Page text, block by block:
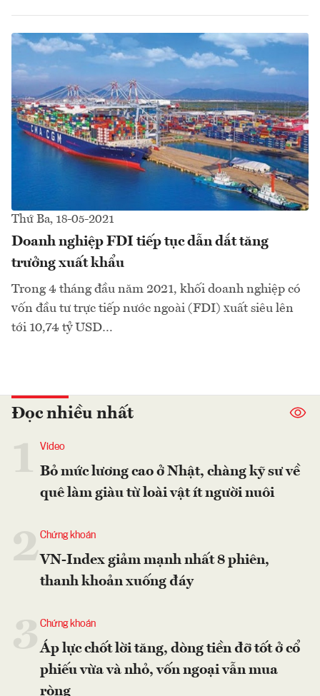
Thứ Ba, 18-05-2021
Doanh nghiệp FDI tiếp tục dẫn dắt tăng
trưởng xuất khẩu
Trong 4 tháng đầu năm 2021, khối doanh nghiệp có
vốn đầu tư trực tiếp nước ngoài (FDI) xuất siêu lên
tới 10,74 tỷ USD…
Đọc nhiều nhất
Video
Bỏ mức lương cao ở Nhật, chàng kỹ sư về
quê làm giàu từ loài vật ít người nuôi
2Chứng khoán
VN-Index giảm mạnh nhất 8 phiên,
thanh khoản xuống đáy
Chứng khoán
Áp lực chốt lời tăng, dòng tiền đỡ tốt ở cổ
phiếu vừa và nhỏ, vốn ngoại vẫn mua
ròng